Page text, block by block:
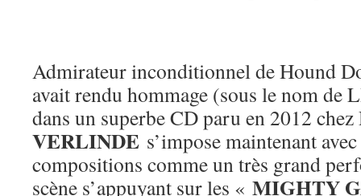
Admirateur inconditionnel de Hound
avait rendu hommage (sous le nom
dans un superbe CD paru en 2012
VERLINDE s’impose maintenant
compositions comme un très grand
scène s’appuyant sur les « MIGHTY